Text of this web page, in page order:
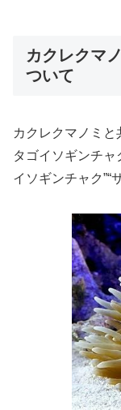
カクレクマ
ついて
カクレクマノミと
タゴイソギンチャ
イソギンチャク”“